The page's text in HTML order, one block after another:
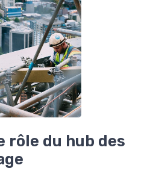
rôle du hub des